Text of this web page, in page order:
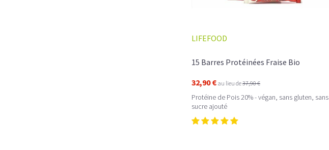
LIFEFOOD
15 Barres Protéinées Fraise Bio
32,90 € au lieu de37,90 €
Protéine de Pois 20% - végan, sans gluten, sans
sucre ajouté